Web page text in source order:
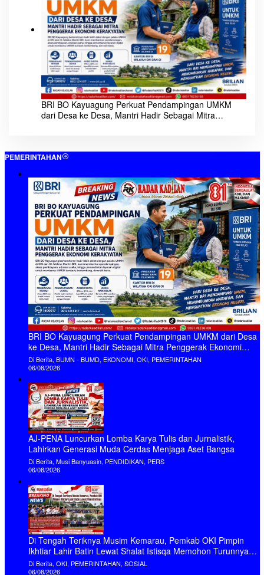
BRI BO Kayuagung Perkuat Pendampingan UMKM
dari Desa ke Desa, Mantri Hadir Sebagai Mitra
PEMERINTAHAN
BRI BO Kayuagung Perkuat Pendampingan UMKM dari Desa
ke Desa, Mantri Hadir Sebagai Mitra Penggerak Ekonomi
Kerakyatan
Di Berita, BUMN - BUMD, EKONOMI, OKI, PEMERINTAHAN
06/08/2026
AJ-PENA Luncurkan Lomba Karya Tulis dan Jurnalistik,
Lahirkan Generasi Muda Cerdas Menjaga Aset Bangsa
Di Berita, Musi Banyuasin, PENDIDIKAN, PERS
06/08/2026
Di Tengah Teriknya Musim Kemarau, Pemkab OKI Pimpin
Ikhtiar Lahir Batin Lewat Shalat Istisqa Memohon Turunnya
Hujan
Di Berita, OKI, PEMERINTAHAN, SOSIAL
06/08/2026